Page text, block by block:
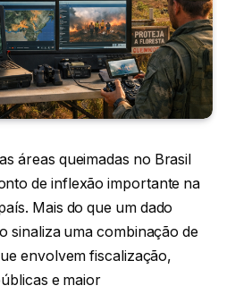
áreas queimadas no Brasil
de inflexão importante na
Mais do que um dado
sinaliza uma combinação de
envolvem fiscalização,
e maior